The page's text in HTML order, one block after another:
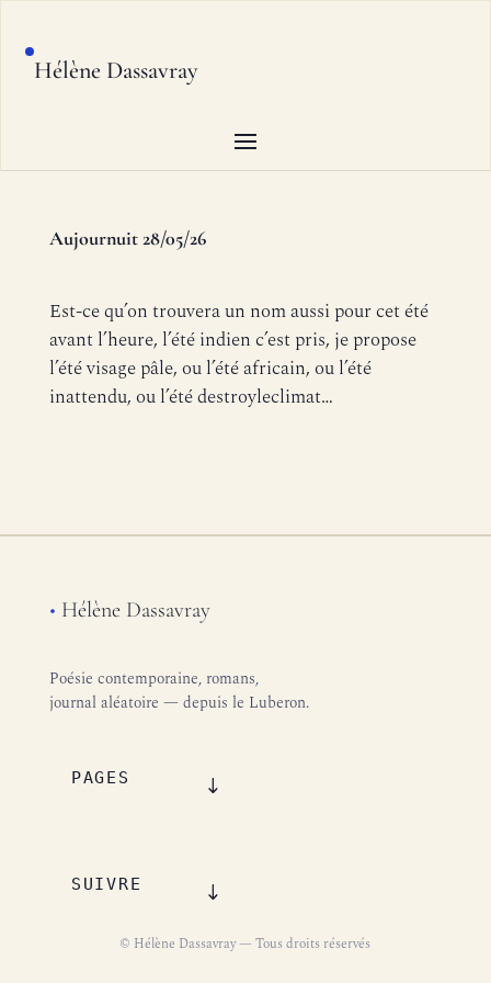
Hélène Dassavray
Aujournuit 28/05/26
Est-ce qu’on trouvera un nom aussi pour cet été
avant l’heure, l’été indien c’est pris, je propose
l’été visage pâle, ou l’été africain, ou l’été
inattendu, ou l’été destroyleclimat…
• Hélène Dassavray
Poésie contemporaine, romans,
journal aléatoire — depuis le Luberon.
PAGES
SUIVRE
© Hélène Dassavray — Tous droits réservés